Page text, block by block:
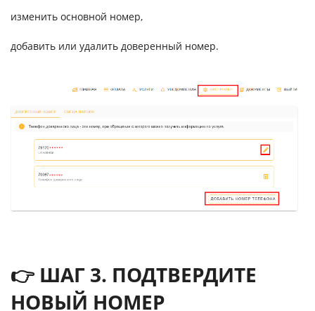
изменить основной номер,
добавить или удалить доверенный номер.
👉 ШАГ 3. ПОДТВЕРДИТЕ
НОВЫЙ НОМЕР